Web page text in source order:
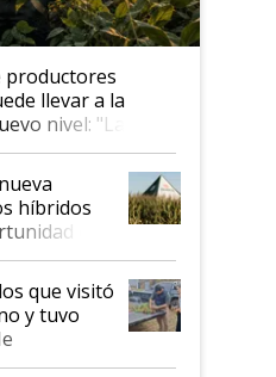
productores
llevar a la
nivel: "Las
son
híbridos
en
que visitó
y tuvo